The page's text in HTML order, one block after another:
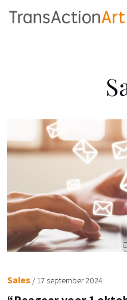
S
Sales / 17 september 2024